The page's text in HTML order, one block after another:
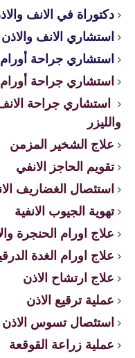
دكتوراة في الانف
استشاري الانف
استشاري جراحة أورام
استشاري جراحة أورام
استشاري جراحة الانف
والليزر
علاج الشخير المزمن
تقويم الحاجز الانفي
استئصال الغضاريف
تهوية الجيوب الانفية
علاج اورام الحنجرة
علاج اورام الغدة
علاج ارتشاح الاذن
عملية ترقيع الاذن
استئصال تسوس
عملية زراعة القوقعة